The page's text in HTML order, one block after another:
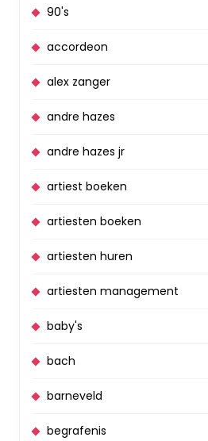
90's
accordeon
alex zanger
andre hazes
andre hazes jr
artiest boeken
artiesten boeken
artiesten huren
artiesten management
baby's
bach
barneveld
begrafenis